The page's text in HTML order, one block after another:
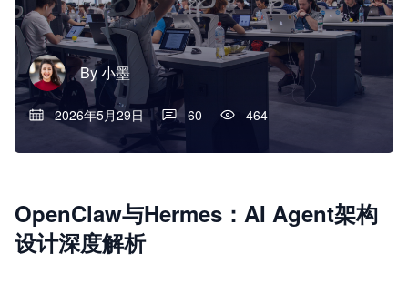
By小墨
2026年5月29日 60 464
OpenClaw与Hermes：AI Agent架构
设计深度解析